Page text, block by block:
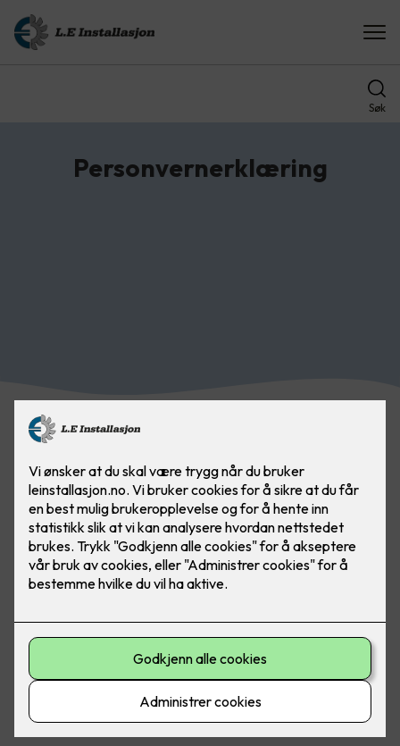
Søk
Personvernerklæring
Personvern
samler inn og bruker personopplysninger når du benytter
våre tjenester og om dine rettigheter.
Personopplysninger som innhentes og behandles
Vi innhenter personopplysninger for å tilby og forbedre vår
tjeneste til deg. Ved bruke av våre tjenester kan vi be om
Eksempler på personopplysninger er navn, telefonnummer,
e-post adresse og bruksdata. Det er frivillig å oppgi denne
informasjonen. Hvis du velger å ikke oppgi
personopplysningene, kan vi være forhindret fra å gi deg
tilgang til tjenesten.
Formålet med behandling av personopplysninger